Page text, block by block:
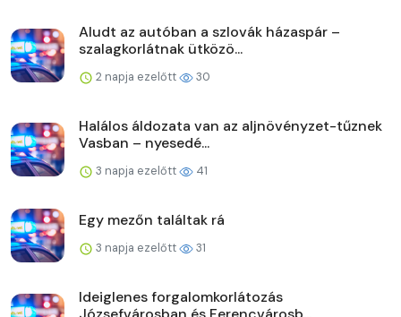
Aludt az autóban a szlovák házaspár –
szalagkorlátnak ütközö...
2 napja ezelőtt 30
Halálos áldozata van az aljnövényzet-tűznek
Vasban – nyesedé...
3 napja ezelőtt 41
Egy mezőn találtak rá
3 napja ezelőtt 31
Ideiglenes forgalomkorlátozás